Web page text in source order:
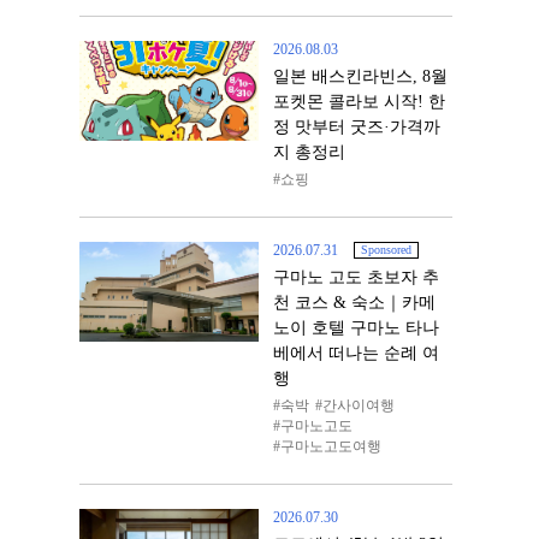
2026.08.03
일본 배스킨라빈스, 8월
포켓몬 콜라보 시작! 한
정 맛부터 굿즈·가격까
지 총정리
쇼핑
2026.07.31 Sponsored
구마노 고도 초보자 추
천 코스 & 숙소｜카메
노이 호텔 구마노 타나
베에서 떠나는 순례 여
행
숙박
간사이여행
구마노고도
구마노고도여행
2026.07.30